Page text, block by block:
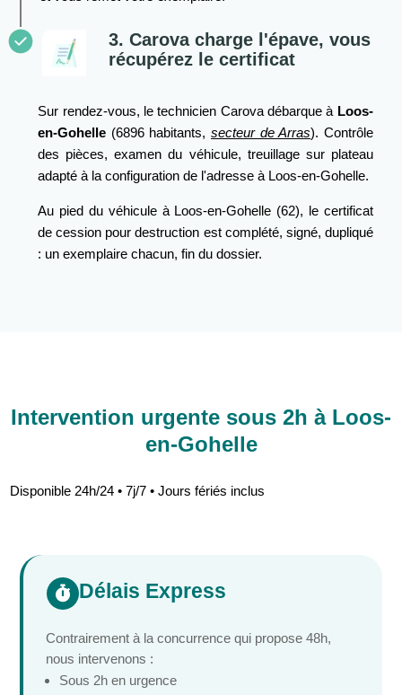
3. Carova charge l'épave, vous
récupérez le certificat
Sur rendez-vous, le technicien Carova débarque à Loos-
en-Gohelle (6896 habitants, secteur de Arras). Contrôle
des pièces, examen du véhicule, treuillage sur plateau
adapté à la configuration de l'adresse à Loos-en-Gohelle.
Au pied du véhicule à Loos-en-Gohelle (62), le certificat
de cession pour destruction est complété, signé, dupliqué
: un exemplaire chacun, fin du dossier.
Intervention urgente sous 2h à Loos-
en-Gohelle
Disponible 24h/24 • 7j/7 • Jours fériés inclus
 Délais Express
Contrairement à la concurrence qui propose 48h,
nous intervenons :
Sous 2h en urgence